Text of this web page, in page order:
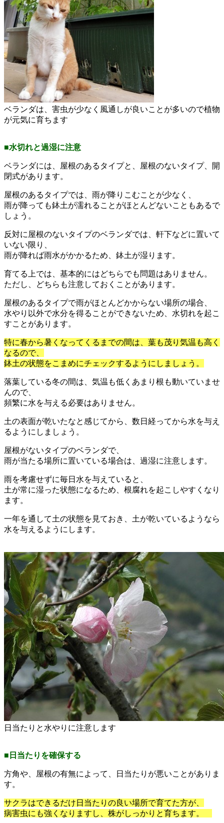
ベランダは、害虫が少なく風通しが良いことが多いので植物
が元気に育ちます
■水切れと過湿に注意
ベランダには、屋根のあるタイプと、屋根のないタイプ、開
閉式があります。
屋根のあるタイプでは、雨が降りこむことが少なく、
雨が降っても鉢土が濡れることがほとんどないこともあるで
しょう。
反対に屋根のないタイプのベランダでは、軒下などに置いて
いない限り、
雨が降れば雨水がかかるため、鉢土が湿ります。
育てる上では、基本的にはどちらでも問題はありません。
ただし、どちらも注意しておくことがあります。
屋根のあるタイプで雨がほとんどかからない場所の場合、
水やり以外で水分を得ることができないため、水切れを起こ
すことがあります。
特に春から暑くなってくるまでの間は、葉も茂り気温も高く
なるので、
鉢土の状態をこまめにチェックするようにしましょう。
落葉している冬の間は、気温も低くあまり根も動いていませ
んので、
頻繁に水を与える必要はありません。
土の表面が乾いたなと感じてから、数日経ってから水を与え
るようにしましょう。
屋根がないタイプのベランダで、
雨が当たる場所に置いている場合は、過湿に注意します。
雨を考慮せずに毎日水を与えていると、
土が常に湿った状態になるため、根腐れを起こしやすくなり
ます。
一年を通して土の状態を見ておき、土が乾いているようなら
水を与えるようにします。
日当たりと水やりに注意します
■日当たりを確保する
方角や、屋根の有無によって、日当たりが悪いことがありま
す。
サクラはできるだけ日当たりの良い場所で育てた方が、
病害虫にも強くなりますし、株がしっかりと育ちます。